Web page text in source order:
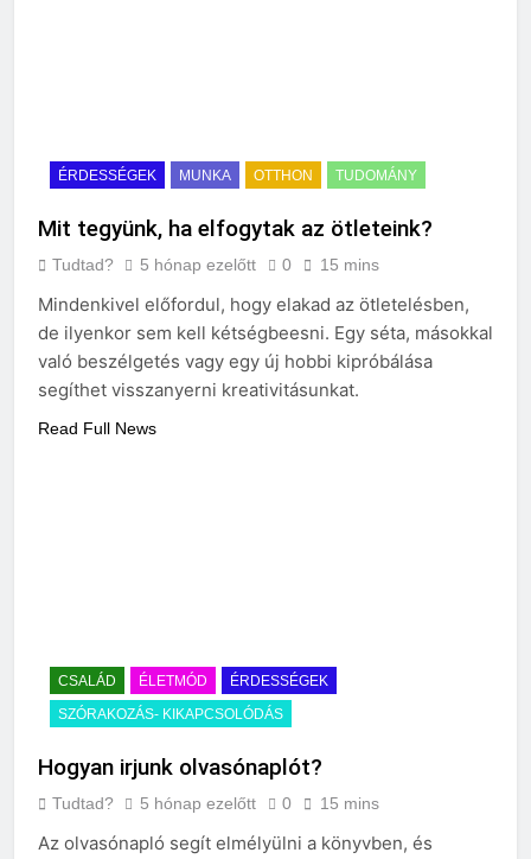
ÉRDESSÉGEK MUNKA OTTHON TUDOMÁNY
Mit tegyünk, ha elfogytak az ötleteink?
Tudtad? 5 hónap ezelőtt 0 15 mins
Mindenkivel előfordul, hogy elakad az ötletelésben,
de ilyenkor sem kell kétségbeesni. Egy séta, másokkal
való beszélgetés vagy egy új hobbi kipróbálása
segíthet visszanyerni kreativitásunkat.
Read Full News
CSALÁD ÉLETMÓD
ÉRDESSÉGEK
SZÓRAKOZÁS- KIKAPCSOLÓDÁS
Hogyan irjunk olvasónaplót?
Tudtad? 5 hónap ezelőtt 0 15 mins
Az olvasónapló segít elmélyülni a könyvben, és